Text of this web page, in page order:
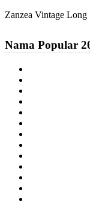
Zanzea Vintage Long
Nama Popular